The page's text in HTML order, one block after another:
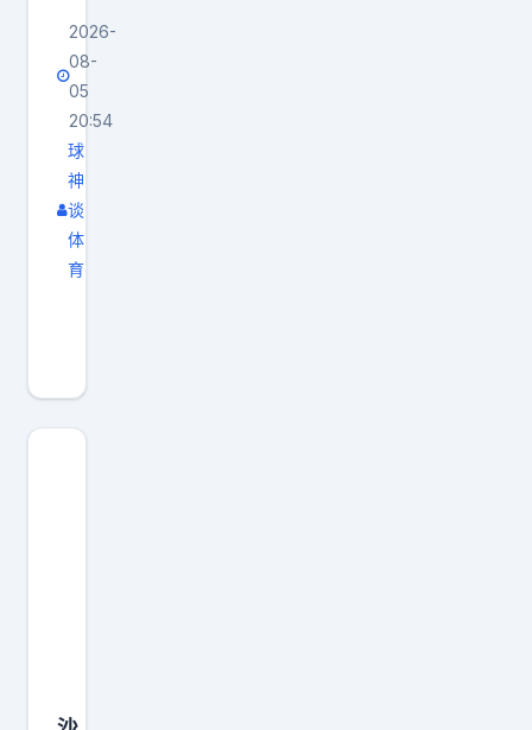
意
索
要
一
份
.
同
7
2026-
08-
05
20:54
球
神
谈
体
育
：
科